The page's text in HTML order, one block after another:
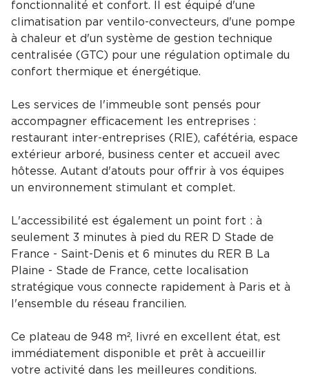
fonctionnalité et confort. Il est équipé d'une
climatisation par ventilo-convecteurs, d'une pompe
à chaleur et d'un système de gestion technique
centralisée (GTC) pour une régulation optimale du
confort thermique et énergétique.
Les services de l'immeuble sont pensés pour
accompagner efficacement les entreprises :
restaurant inter-entreprises (RIE), cafétéria, espace
extérieur arboré, business center et accueil avec
hôtesse. Autant d'atouts pour offrir à vos équipes
un environnement stimulant et complet.
L'accessibilité est également un point fort : à
seulement 3 minutes à pied du RER D Stade de
France - Saint-Denis et 6 minutes du RER B La
Plaine - Stade de France, cette localisation
stratégique vous connecte rapidement à Paris et à
l'ensemble du réseau francilien.
Ce plateau de 948 m², livré en excellent état, est
immédiatement disponible et prêt à accueillir
votre activité dans les meilleures conditions.